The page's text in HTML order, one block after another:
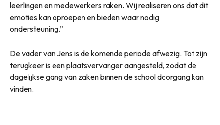
leerlingen en medewerkers raken. Wij realiseren ons dat dit
emoties kan oproepen en bieden waar nodig
ondersteuning.”
De vader van Jens is de komende periode afwezig. Tot zijn
terugkeer is een plaatsvervanger aangesteld, zodat de
dagelijkse gang van zaken binnen de school doorgang kan
vinden.